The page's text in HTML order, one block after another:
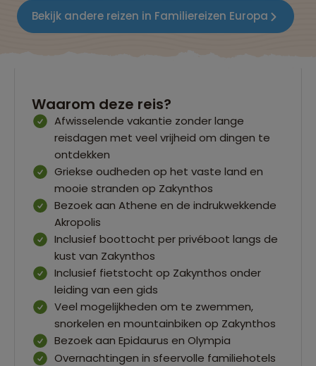
Bekijk andere reizen in Familiereizen Europa
Waarom deze reis?
Afwisselende vakantie zonder lange
reisdagen met veel vrijheid om dingen te
ontdekken
Griekse oudheden op het vaste land en
mooie stranden op Zakynthos
Bezoek aan Athene en de indrukwekkende
Akropolis
Inclusief boottocht per privéboot langs de
kust van Zakynthos
Inclusief fietstocht op Zakynthos onder
leiding van een gids
Veel mogelijkheden om te zwemmen,
snorkelen en mountainbiken op Zakynthos
Bezoek aan Epidaurus en Olympia
Overnachtingen in sfeervolle familiehotels